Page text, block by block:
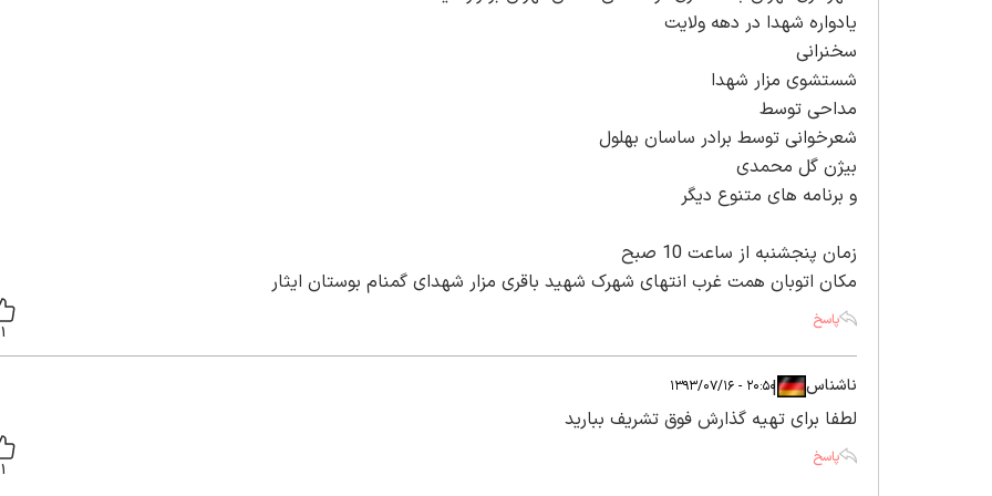
یادواره شهدا در دهه ولایت
سخنرانی
شستشوی مزار شهدا
مداحی توسط
شعرخوانی توسط برادر ساسان بهلول
بیژن گل محمدی
و برنامه های متنوع دیگر
زمان پنجشنبه از ساعت 10 صبح
مکان اتوبان همت غرب انتهای شهرک شهید باقری مزار شهدای گمنام بوستان ایثار
پاسخ
1
ناشناس|
|
۲۰:۵۰ - ۱۳۹۳/۰۷/۱۶
لطفا برای تهیه گذارش فوق تشریف ببارید
پاسخ
1